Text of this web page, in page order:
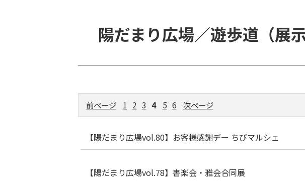
陽だまり広場／遊歩道（展
前ページ 1 2 3 4 5 6 次ページ
【陽だまり広場vol.80】お客様感謝デー ちびマルシェ
【陽だまり広場vol.78】書楽会・雅会合同展